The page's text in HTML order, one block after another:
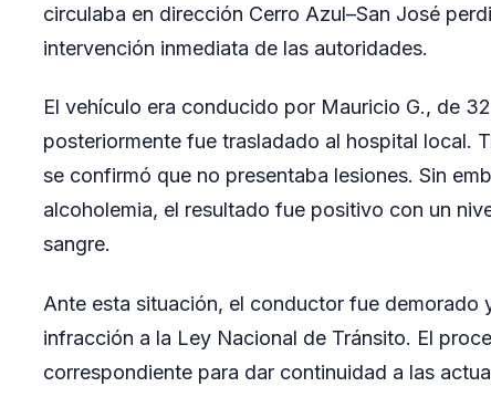
circulaba en dirección Cerro Azul–San José
intervención inmediata de las autoridades.
El vehículo era conducido por Mauricio G., de
posteriormente fue trasladado al hospital local.
se confirmó que no presentaba lesiones. Sin
alcoholemia, el resultado fue positivo con un
sangre.
Ante esta situación, el conductor fue
infracción a la Ley Nacional de Tránsito. El
correspondiente para dar continuidad a las